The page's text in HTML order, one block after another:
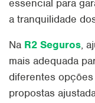
essencial para
a tranquilidade
Na R2 Seguros,
mais adequada
diferentes
propostas